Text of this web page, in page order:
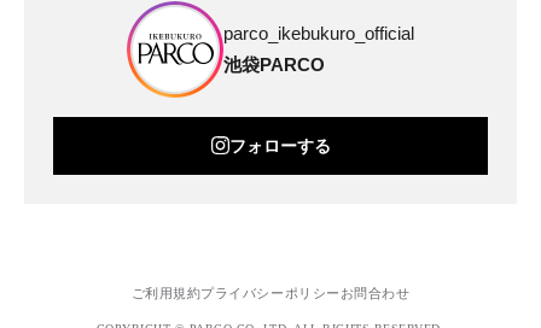
parco_ikebukuro_official
池袋PARCO
フォローする
ご利用規約プライバシーポリシー お問合わせ